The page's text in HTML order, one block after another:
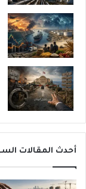
أحدث المقالات